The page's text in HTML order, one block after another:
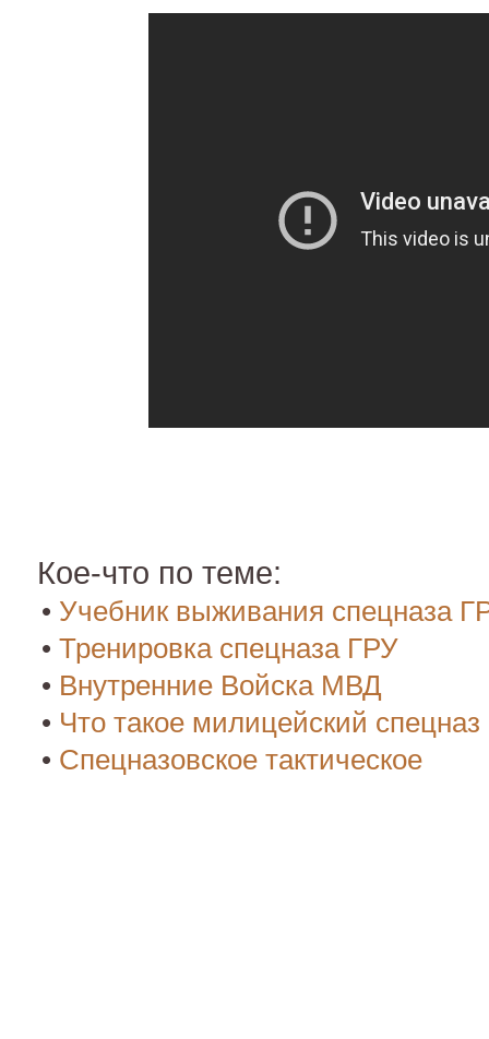
Кое-что по теме:
• Учебник выживания спецназа
• Тренировка спецназа ГРУ
• Внутренние Войска МВД
• Что такое милицейский спецназ
• Спецназовское тактическое